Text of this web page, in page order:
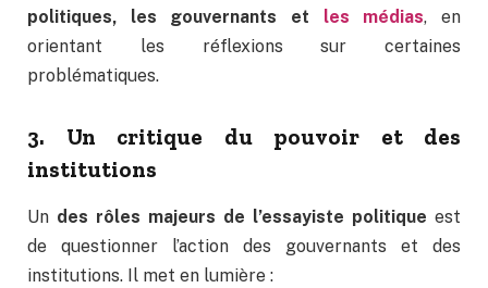
politiques, les gouvernants et les médias, en
orientant les réflexions sur certaines
problématiques.
3. Un critique du pouvoir et des
institutions
Un des rôles majeurs de l’essayiste politique est
de questionner l’action des gouvernants et des
institutions. Il met en lumière :